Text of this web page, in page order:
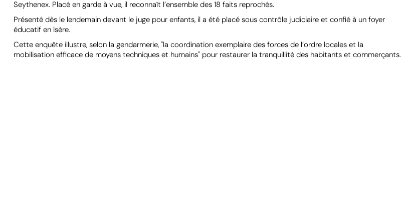
Seythenex. Placé en garde à vue, il reconnaît l’ensemble des 18 faits reprochés.
Présenté dès le lendemain devant le juge pour enfants, il a été placé sous contrôle judiciaire et confié à un foyer
éducatif en Isère.
Cette enquête illustre, selon la gendarmerie, "la coordination exemplaire des forces de l’ordre locales et la
mobilisation efficace de moyens techniques et humains" pour restaurer la tranquillité des habitants et commerçants.